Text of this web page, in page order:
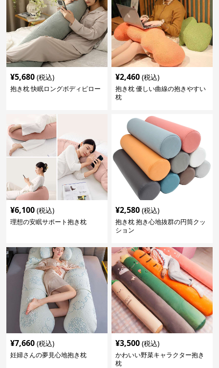
¥5,680 (税込)
抱き枕 快眠ロングボディピロー
¥2,460 (税込)
抱き枕 優しい曲線の抱きやすい
枕
¥6,100 (税込)
理想の安眠サポート抱き枕
¥2,580 (税込)
抱き枕 抱き心地抜群の円筒クッ
ション
¥7,660 (税込)
妊婦さんの夢見心地抱き枕
¥3,500 (税込)
かわいい野菜キャラクター抱き
枕